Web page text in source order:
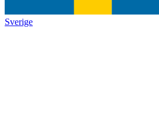
Sverige